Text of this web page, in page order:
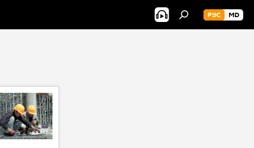
РУС MD